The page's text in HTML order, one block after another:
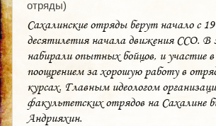
отряды)
Сахалинские отряды берут начало с
десятилетия начала движения ССО.
набирали опытных бойцов, и участие
поощрением за хорошую работу в
курсах. Главным идеологом
факультетских отрядов на Сахалине
Андрияхин.